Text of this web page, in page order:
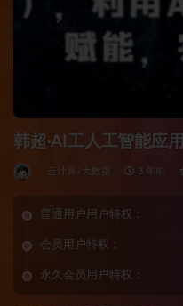
韩超·AI工人工智能应
云计算/大数据 3 年前
普通用户用户特权：
会员用户特权：
永久会员用户特权：